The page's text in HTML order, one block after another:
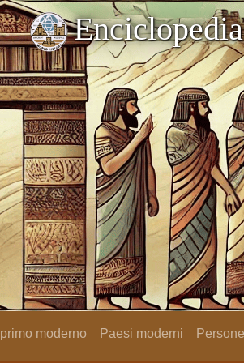
moderno Paesi moderni Persone